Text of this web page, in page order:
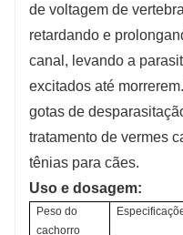
de voltagem de
retardando e
canal, levando a
excitados até
gotas de
tratamento de vermes
tênias para cães.
Uso e dosagem:
Peso do
cachorro